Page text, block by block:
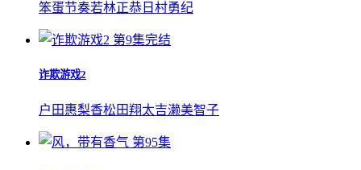
笨蛋节奏若林正恭 日村勇纪
第9集完结
诈欺游戏2
户田惠梨香松田翔太吉濑美智子
第95集